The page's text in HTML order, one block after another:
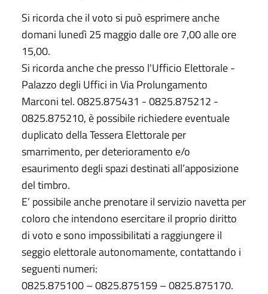
Si ricorda che il voto si può esprimere anche
domani lunedì 25 maggio dalle ore 7,00 alle ore
15,00.
Si ricorda anche che presso l'Ufficio Elettorale -
Palazzo degli Uffici in Via Prolungamento
Marconi tel. 0825.875431 - 0825.875212 -
0825.875210, è possibile richiedere eventuale
duplicato della Tessera Elettorale per
smarrimento, per deterioramento e/o
esaurimento degli spazi destinati all’apposizione
del timbro.
E’ possibile anche prenotare il servizio navetta per
coloro che intendono esercitare il proprio diritto
di voto e sono impossibilitati a raggiungere il
seggio elettorale autonomamente, contattando i
seguenti numeri:
0825.875100 – 0825.875159 – 0825.875170.